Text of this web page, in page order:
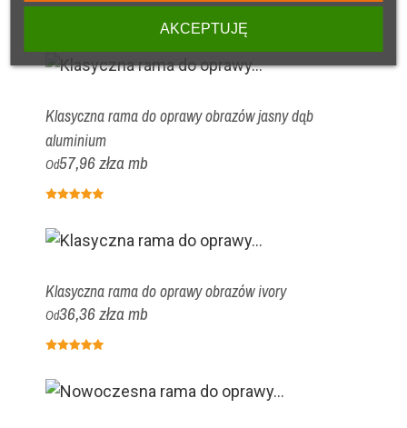
Klasyczna rama do oprawy obrazów jasny dąb
aluminium
Od57,96 złza mb
Klasyczna rama do oprawy obrazów ivory
Od36,36 złza mb
AKCEPTUJĘ